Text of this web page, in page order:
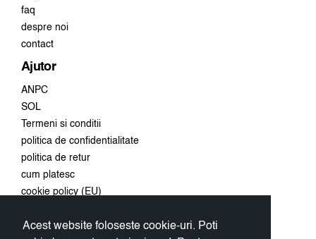
Acest website foloseste cookie-uri. Poti
faq
despre noi
contact
Ajutor
ANPC
SOL
Termeni si conditii
politica de confidentialitate
politica de retur
cum platesc
cookie policy (EU)
Conecteaza-te